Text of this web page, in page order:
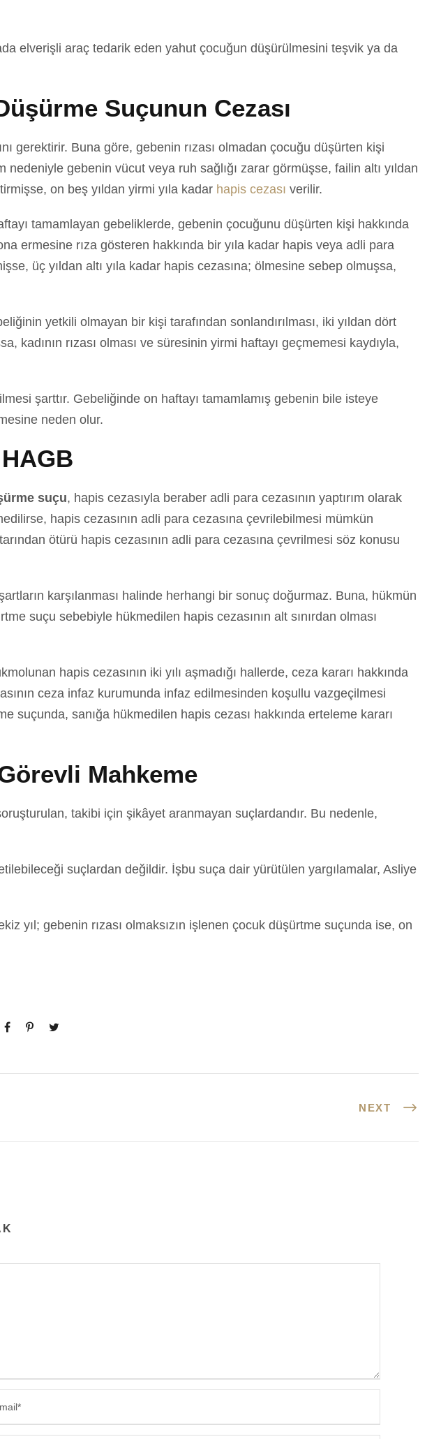
elverişli araç tedarik eden yahut çocuğun düşürülmesini teşvik ya da
Suçunun Cezası
gerektirir. Buna göre, gebenin rızası olmadan çocuğu düşürten kişi
gebenin vücut veya ruh sağlığı zarar görmüşse, failin altı yıldan
on beş yıldan yirmi yıla kadar hapis cezası verilir.
tamamlayan gebeliklerde, gebenin çocuğunu düşürten kişi hakkında
ermesine rıza gösteren hakkında bir yıla kadar hapis veya adli para
üç yıldan altı yıla kadar hapis cezasına; ölmesine sebep olmuşsa,
yetkili olmayan bir kişi tarafından sonlandırılması, iki yıldan dört
kadının rızası olması ve süresinin yirmi haftayı geçmemesi kaydıyla,
şarttır. Gebeliğinde on haftayı tamamlamış gebenin bile isteye
neden olur.
suçu, hapis cezasıyla beraber adli para cezasının yaptırım olarak
hapis cezasının adli para cezasına çevrilebilmesi mümkün
ötürü hapis cezasının adli para cezasına çevrilmesi söz konusu
karşılanması halinde herhangi bir sonuç doğurmaz. Buna, hükmün
suçu sebebiyle hükmedilen hapis cezasının alt sınırdan olması
hapis cezasının iki yılı aşmadığı hallerde, ceza kararı hakkında
ceza infaz kurumunda infaz edilmesinden koşullu vazgeçilmesi
suçunda, sanığa hükmedilen hapis cezası hakkında erteleme kararı
Mahkeme
takibi için şikâyet aranmayan suçlardandır. Bu nedenle,
suçlardan değildir. İşbu suça dair yürütülen yargılamalar, Asliye
yıl; gebenin rızası olmaksızın işlenen çocuk düşürtme suçunda ise, on
NEXT